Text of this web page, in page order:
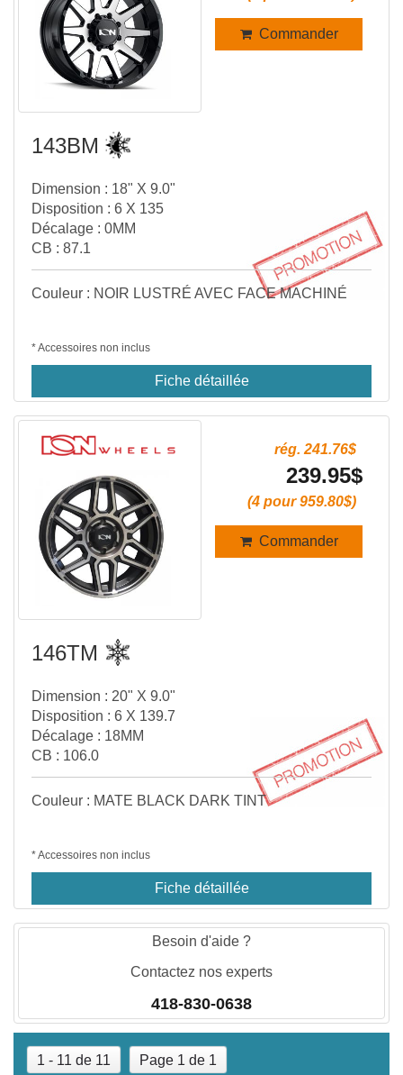
Commander
143BM
Dimension : 18" X 9.0"
Disposition : 6 X 135
Décalage : 0MM
CB : 87.1
Couleur : NOIR LUSTRÉ AVEC FACE MACHINÉ
* Accessoires non inclus
Fiche détaillée
rég. 241.76$
239.95$
(4 pour 959.80$)
Commander
146TM
Dimension : 20" X 9.0"
Disposition : 6 X 139.7
Décalage : 18MM
CB : 106.0
Couleur : MATE BLACK DARK TINT
* Accessoires non inclus
Fiche détaillée
Besoin d'aide ?
Contactez nos experts
418-830-0638
1 - 11 de 11 Page 1 de 1